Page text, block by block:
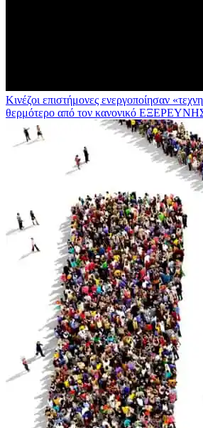
Κινέζοι επιστήμονες ενεργοποίησαν
θερμότερο από τον κανονικό